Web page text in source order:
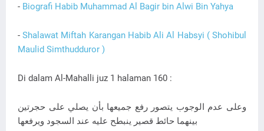
- Biografi Habib Muhammad Al Bagir bin Alwi Bin Yahya
-Shalawat Miftah Karangan Habib Ali Al Habsyi ( Shohibul
Maulid Simthudduror )
Di dalam Al-Mahalli juz 1 halaman 160 :
وعلى عدم الوجوب يتصور رفع جميعها بأن يصلي على حجرتين
بينهما حائط قصير ينبطح عليه عند السجود ويرفعها